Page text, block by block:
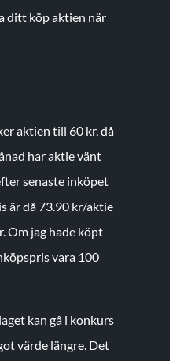
ditt köp aktien när
aktien till 60 kr, då
har aktie vänt
senaste inköpet
är då 73.90 kr/aktie
Om jag hade köpt
vara 100
kan gå i konkurs
värde längre. Det